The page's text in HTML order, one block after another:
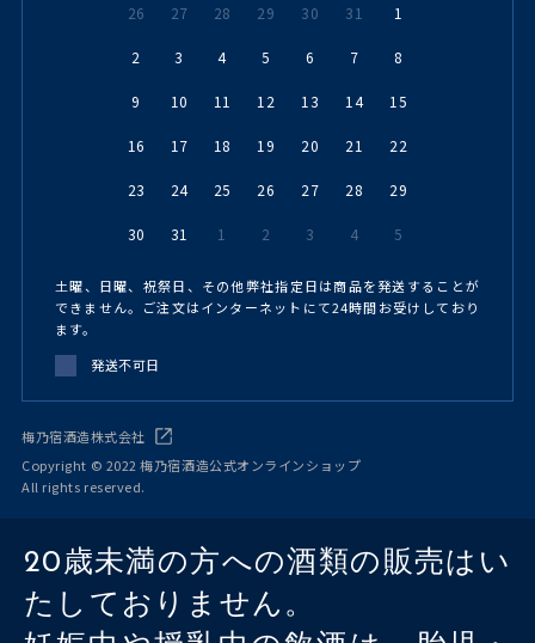
26 27 28 29 30 31 1
2 3 4 5 6 7 8
9 10 11 12 13 14 15
16 17 18 19 20 21 22
23 24 25 26 27 28 29
30 31 1 2 3 4 5
土曜、日曜、祝祭日、その他弊社指定日は商品を発送することが
できません。ご注文はインターネットにて24時間お受けしており
ます。
発送不可日
梅乃宿酒造株式会社
Copyright © 2022 梅乃宿酒造公式オンラインショップ
All rights reserved.
20歳未満の方への酒類の販売はい
たしておりません。